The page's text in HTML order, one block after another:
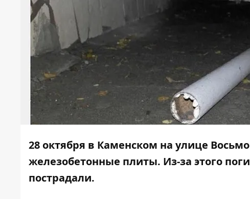
28 октября в Каменском на улице
железобетонные плиты. Из-за этого
пострадали.